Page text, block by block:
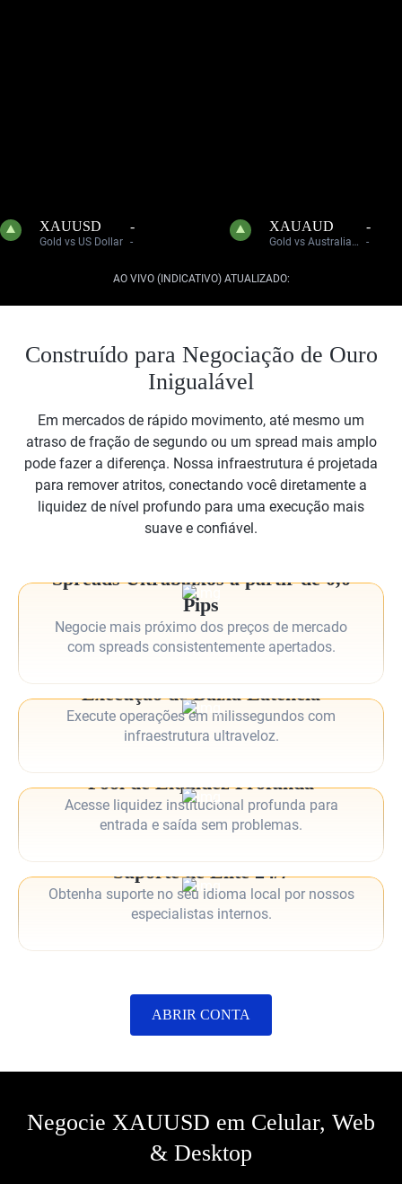
XAUUSD
Gold vs US Dollar
-
-
XAUAUD
Gold vs Australian Dollar
-
-
AO VIVO (INDICATIVO) ATUALIZADO:
Construído para Negociação de Ouro
Inigualável
Em mercados de rápido movimento, até mesmo um
atraso de fração de segundo ou um spread mais amplo
pode fazer a diferença. Nossa infraestrutura é projetada
para remover atritos, conectando você diretamente a
liquidez de nível profundo para uma execução mais
suave e confiável.
Spreads Ultrabaixos a partir de 0,0
Pips
Negocie mais próximo dos preços de mercado
com spreads consistentemente apertados.
Execução de Baixa Latência
Execute operações em milissegundos com
infraestrutura ultraveloz.
Pool de Liquidez Profunda
Acesse liquidez institucional profunda para
entrada e saída sem problemas.
Suporte de Elite 24/7
Obtenha suporte no seu idioma local por nossos
especialistas internos.
ABRIR CONTA
Negocie XAUUSD em Celular, Web
& Desktop